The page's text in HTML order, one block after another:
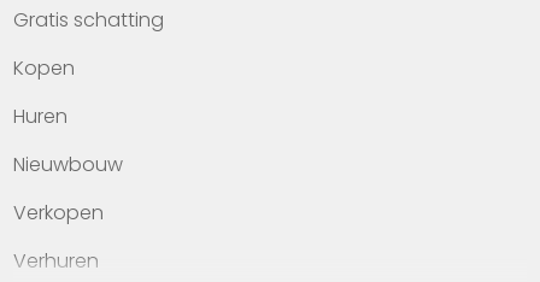
Gratis schatting
Kopen
Huren
Nieuwbouw
Verkopen
Verhuren